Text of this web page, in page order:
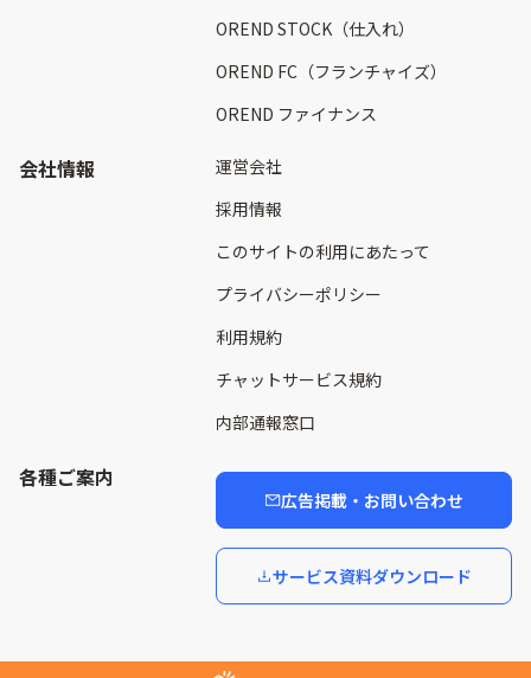
OREND STOCK（仕入れ）
OREND FC（フランチャイズ）
OREND ファイナンス
会社情報
運営会社
採用情報
このサイトの利用にあたって
プライバシーポリシー
利用規約
チャットサービス規約
内部通報窓口
各種ご案内
広告掲載・お問い合わせ
サービス資料ダウンロード